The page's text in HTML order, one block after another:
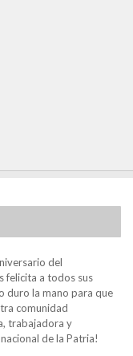
del
felicita a todos sus
duro la mano para que
comunidad
trabajadora y
de la Patria!